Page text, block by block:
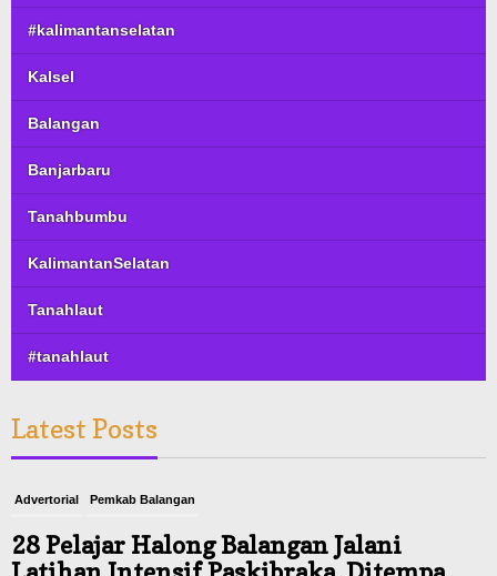
#kalimantanselatan
Kalsel
Balangan
Banjarbaru
Tanahbumbu
KalimantanSelatan
Tanahlaut
#tanahlaut
Latest Posts
Advertorial Pemkab Balangan
28 Pelajar Halong Balangan Jalani